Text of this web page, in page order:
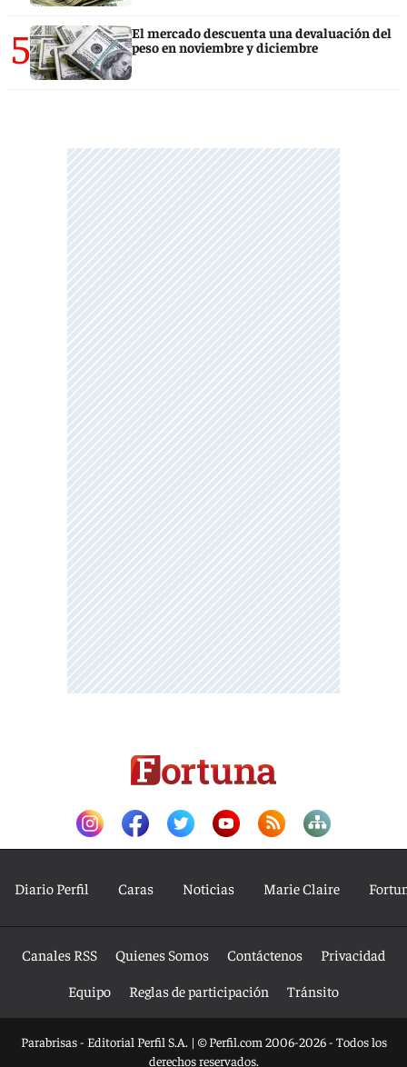
5
El mercado descuenta una devaluación del
peso en noviembre y diciembre
Diario Perfil Caras Noticias Marie Claire
Canales RSS Quienes Somos Contáctenos
Privacidad
Equipo
Reglas de participación Tránsito
Parabrisas - Editorial Perfil S.A. | © Perfil.com 2006-2026 - Todos los
derechos reservados.